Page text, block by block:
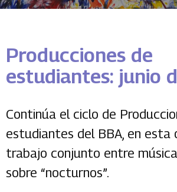
Producciones de
estudiantes: junio
Continúa el ciclo de
estudiantes del BBA, en esta
trabajo conjunto entre
sobre “nocturnos”.